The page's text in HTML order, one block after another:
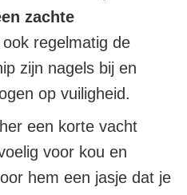
zachte
regelmatig de
zijn nagels bij en
op vuiligheid.
een korte vacht
voor kou en
hem een jasje dat je